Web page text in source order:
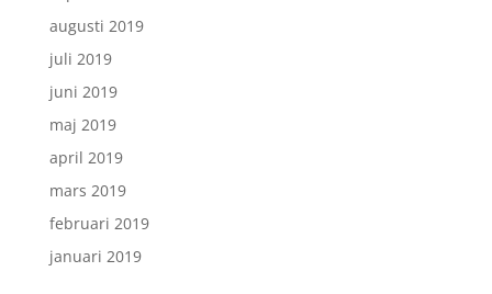
augusti 2019
juli 2019
juni 2019
maj 2019
april 2019
mars 2019
februari 2019
januari 2019